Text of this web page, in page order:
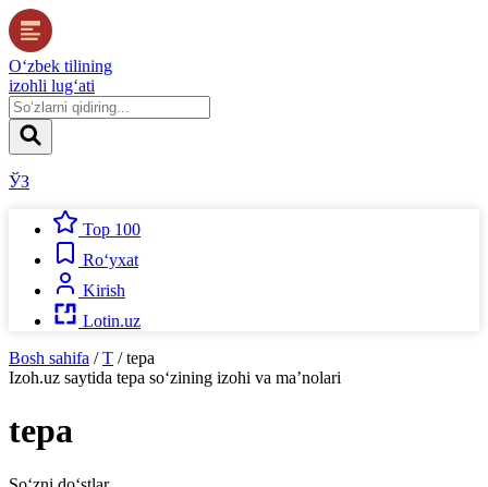
O‘zbek tilining
izohli lug‘ati
ЎЗ
Top 100
Ro‘yxat
Kirish
Lotin.uz
Bosh sahifa / T / tepa
Izoh.uz saytida tepa so‘zining izohi va ma’nolari
tepa